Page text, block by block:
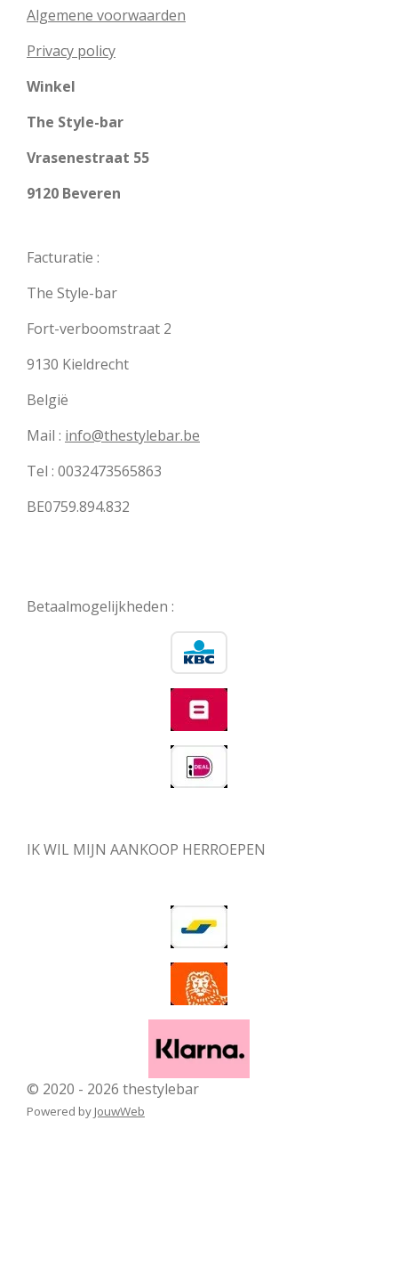
Algemene voorwaarden
Privacy policy
Winkel
The Style-bar
Vrasenestraat 55
9120 Beveren
Facturatie :
The Style-bar
Fort-verboomstraat 2
9130 Kieldrecht
België
Mail : info@thestylebar.be
Tel : 0032473565863
BE0759.894.832
Betaalmogelijkheden :
IK WIL MIJN AANKOOP HERROEPEN
© 2020 - 2026 thestylebar
Powered by JouwWeb